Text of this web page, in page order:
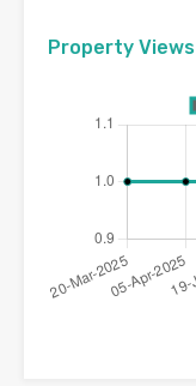
Property Views